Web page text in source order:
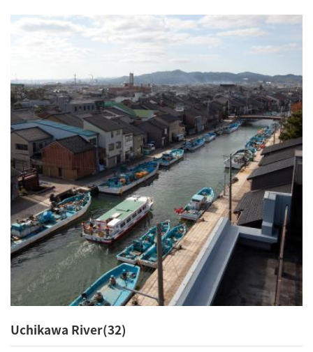
Uchikawa River(32)